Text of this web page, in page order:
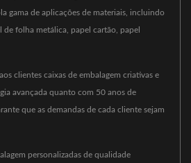
gama de aplicações de materiais, incluindo
de folha metálica, papel cartão, papel
clientes caixas de embalagem criativas e
avançada quanto com 50 anos de
que as demandas de cada cliente sejam
personalizadas de qualidade